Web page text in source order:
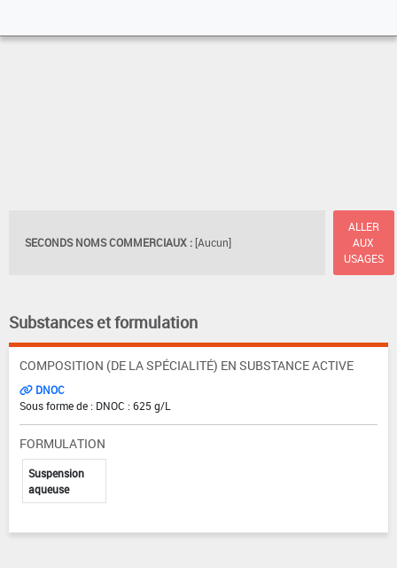
SECONDS NOMS COMMERCIAUX : [Aucun]
ALLER
AUX
USAGES
Substances et formulation
COMPOSITION (DE LA SPÉCIALITÉ) EN SUBSTANCE ACTIVE
DNOC
Sous forme de : DNOC : 625 g/L
FORMULATION
Suspension
aqueuse